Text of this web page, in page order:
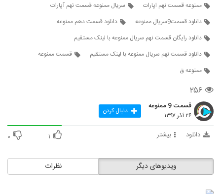
ممنوعه قسمت نهم اپارات
سریال ممنوعه قسمت نهم آپارات
دانلود قسمت9سریال ممنوعه
دانلود قسمت دهم ممنوعه
دانلود رایگان قسمت نهم سریال ممنوعه با لینک مستقیم
دانلود قسمت نهم سریال ممنوعه با لینک مستقیم
قسمت ممنوعه
ممنوعه ق
۲۵۶
قسمت 9 ممنوعه
۲۶ آذر ۱۳۹۷ دنبال کردن
دانلود بیشتر ۱ ۰
نظرات ویدیوهای دیگر